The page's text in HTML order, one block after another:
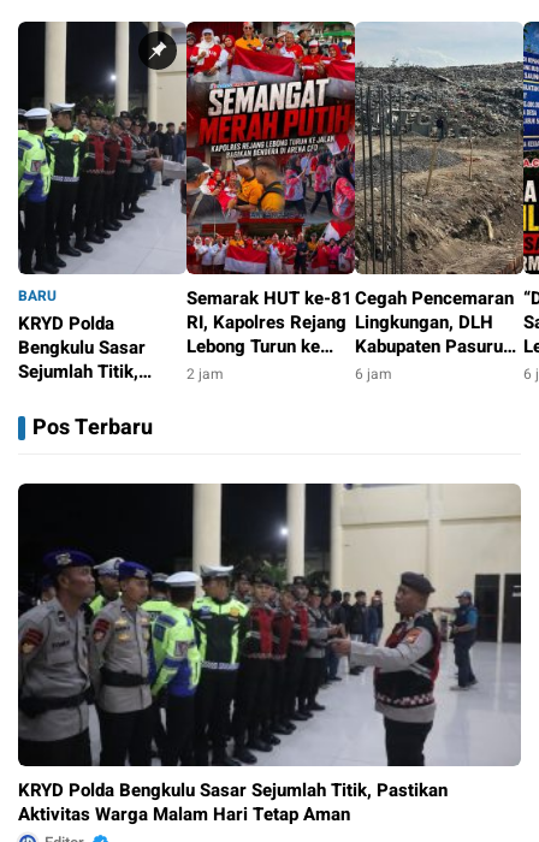
BARU
KRYD Polda
Bengkulu Sasar
Sejumlah Titik,
Warga Malam Hari
Tetap Aman
Semarak HUT ke-81
RI, Kapolres Rejang
Lebong Turun ke
Jalan Bagikan
2 jam
Cegah Pencemaran
Lingkungan, DLH
Kabupaten Pasuruan
Modernisasi IPAL
6 jam 6
Pos Terbaru
KRYD Polda Bengkulu Sasar Sejumlah Titik, Pastikan
Aktivitas Warga Malam Hari Tetap Aman